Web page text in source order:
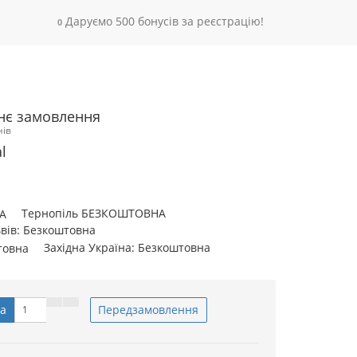
0 Даруємо 500 бонусів за реєстрацію!
замовлення
Тернопіль БЕЗКОШТОВНА
Безкоштовна
Західна Україна: Безкоштовна
Передзамовлення